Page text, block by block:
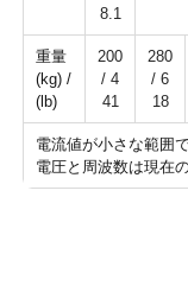
8.1
重量
(kg) /
(lb)
200
/ 4
41
280
/ 6
18
電流値が小さな範囲
電圧と周波数は現在